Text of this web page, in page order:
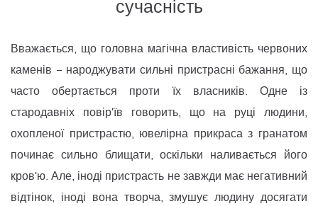
сучасність
Вважається, що головна магічна властивість червоних
каменів − народжувати сильні пристрасні бажання, що
часто обертається проти їх власників. Одне із
стародавніх повір'їв говорить, що на руці людини,
охопленої пристрастю, ювелірна прикраса з гранатом
починає сильно блищати, оскільки наливається його
кров'ю. Але, іноді пристрасть не завжди має негативний
відтінок, іноді вона творча, змушує людину досягати